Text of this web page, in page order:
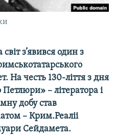
з’явився один з
На честь 130-ліття з дня
– літератора і
добу став
– Крим.Реаліі
Сейдамета.​